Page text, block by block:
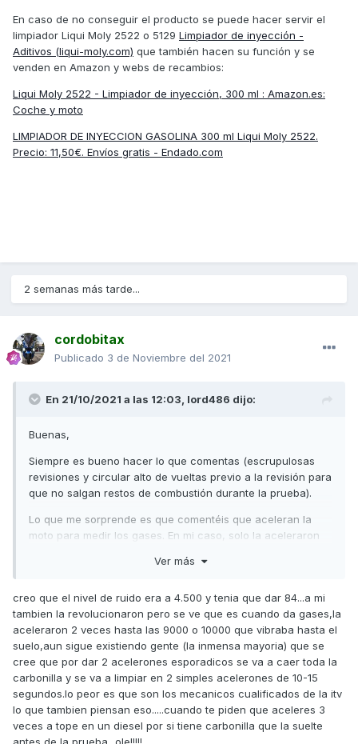
En caso de no conseguir el producto se puede hacer servir el
limpiador Liqui Moly 2522 o 5129 Limpiador de inyección -
Aditivos (liqui-moly.com) que también hacen su función y se
venden en Amazon y webs de recambios:
Liqui Moly 2522 - Limpiador de inyección, 300 ml : Amazon.es:
Coche y moto
LIMPIADOR DE INYECCION GASOLINA 300 ml Liqui Moly 2522.
Precio: 11,50€. Envíos gratis - Endado.com
2 semanas más tarde...
cordobitax
Publicado 3 de Noviembre del 2021
En 21/10/2021 a las 12:03, lord486 dijo:
Buenas,
Siempre es bueno hacer lo que comentas (escrupulosas
revisiones y circular alto de vueltas previo a la revisión para
que no salgan restos de combustión durante la prueba).
Lo que me sorprende es que comentéis que aceleran la
moto para medir los gases. En mi caso, solo la aceleraron
homologación) pero los gases lo midieron al ralentí.
Saludos,
Ver más
creo que el nivel de ruido era a 4.500 y tenia que dar 84...a mi
tambien la revolucionaron pero se ve que es cuando da gases,la
aceleraron 2 veces hasta las 9000 o 10000 que vibraba hasta el
suelo,aun sigue existiendo gente (la inmensa mayoria) que se
cree que por dar 2 acelerones esporadicos se va a caer toda la
carbonilla y se va a limpiar en 2 simples acelerones de 10-15
segundos.lo peor es que son los mecanicos cualificados de la itv
lo que tambien piensan eso.....cuando te piden que aceleres 3
veces a tope en un diesel por si tiene carbonilla que la suelte